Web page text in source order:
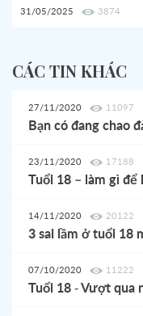
31/05/2025 3874
CÁC TIN KHÁC
27/11/2020 11097
23/11/2020 17188
Tuổi 18 – làm gì để
14/11/2020 20122
07/10/2020 11222